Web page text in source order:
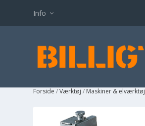
Info
Forside /Værktøj / Maskiner & elværktøj